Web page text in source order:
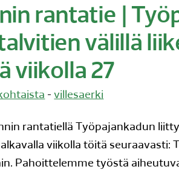
rantatie |
välillä
viikolla 27
-villesaerki
rantatiellä Työpajankadun
alkavalla viikolla töitä seuraavasti:
Pahoittelemme työstä